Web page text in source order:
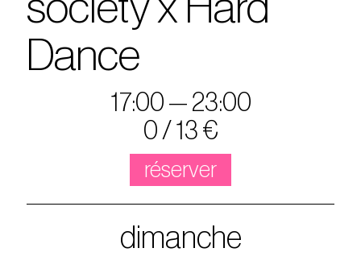
Dance
17:00 — 23:00
0 / 13 €
réserver
dimanche